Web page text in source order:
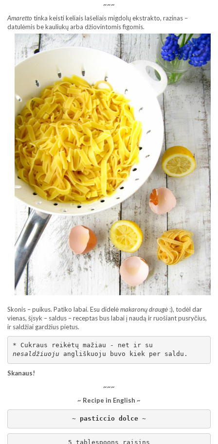
~~~
Amaretto tinka keisti keliais lašeliais migdolų ekstrakto, razinas –
datulėmis be kauliukų arba džiovintomisfigomis.
Skonis – puikus. Patiko labai. Esu didelėmakaronų draugė :), todėl dar
vienas, šįsyk – saldus – receptas bus labai į naudą ir ruošiant pusryčius,
ir saldžiai gardžius pietus.
nesaldžiuoju angliškuoju buvo kiek per saldu.
Skanaus!
~~~
~ Recipe in English ~
~ pasticcio dolce ~
5 tablespoons raisins